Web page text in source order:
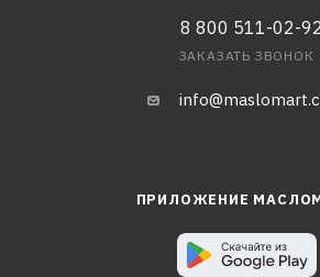
8 800 511-02-92
ЗАКАЗАТЬ ЗВОНОК
ПРИЛОЖЕНИЕ